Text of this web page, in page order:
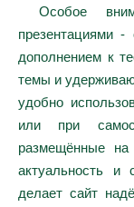
Особое
презентациями
дополнением к
темы и
удобно
или при
размещённые
актуальность и
делает сайт